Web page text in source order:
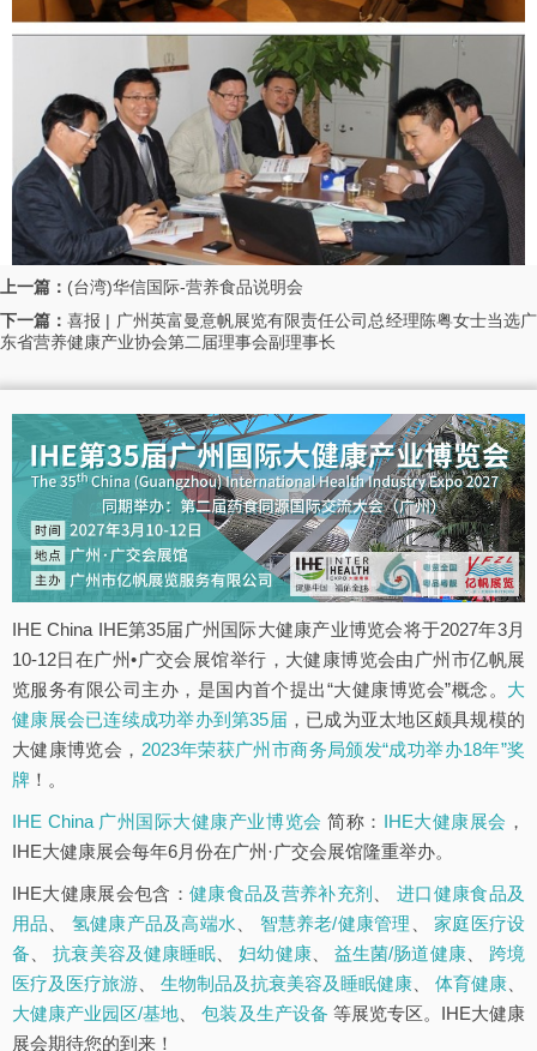
上一篇： (台湾)华信国际-营养食品说明会
下一篇：喜报 | 广州英富曼意帆展览有限责任公司总经理陈粤女士当选广
东省营养健康产业协会第二届理事会副理事长
IHE China IHE第35届广州国际大健康产业博览会将于2027年3月
10-12日在广州•广交会展馆举行，大健康博览会由广州市亿帆展
览服务有限公司主办，是国内首个提出“大健康博览会”概念。 大
健康展会已连续成功举办到第35届 ，已成为亚太地区颇具规模的
大健康博览会， 2023年荣获广州市商务局颁发“成功举办18年”奖
牌 ！。
IHE China 广州国际大健康产业博览会 简称： IHE大健康展会 ，
IHE大健康展会每年6月份在广州·广交会展馆隆重举办。
IHE大健康展会包含： 健康食品及营养补充剂 、进口健康食品及
用品
氢健康产品及高端水 智慧养老/健康管理 、家庭医疗设
备 、抗衰美容及健康睡眠 、妇幼健康、 益生菌/肠道健康、 跨境
医疗及医疗旅游
生物制品及抗衰美容及睡眠健康 体育健康
大健康产业园区/基地 、包装及生产设备 等展览专区。IHE大健康
展会期待您的到来！